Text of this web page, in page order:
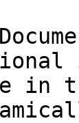
in